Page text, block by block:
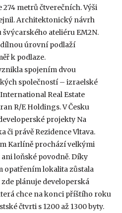
metrů čtverečních. Výši
Architektonický návrh
ateliéru EM2N.
úrovní podlaží
k podlaze.
spojením dvou
společností – izraelské
Real Estate
R/E Holdings. V Česku
projekty Na
či právě Rezidence Vltava.
Karlíně prochází velkými
loňské povodně. Díky
lokalita zůstala
plánuje developerská
chce na konci příštího roku
čtvrti s 1200 až 1300 byty.